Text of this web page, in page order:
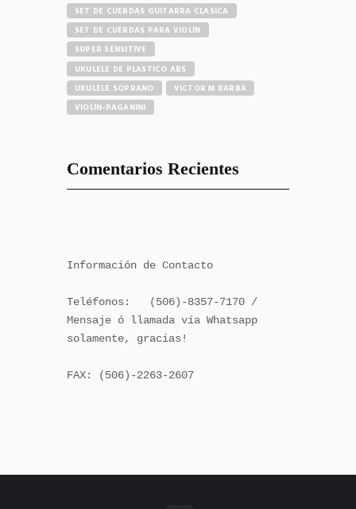
SET DE CUERDAS GUITARRA CLASICA
SET DE CUERDAS PARA VIOLÍN
SUPER SENSITIVE
UKULELE DE PLASTICO ABS
UKULELE SOPRANO
VICTOR M BARBA
VIOLÍN-PAGANINI
Comentarios Recientes
Información de Contacto
Teléfonos:   (506)-8357-7170 /
Mensaje ó llamada vía Whatsapp
solamente, gracias!
FAX: (506)-2263-2607